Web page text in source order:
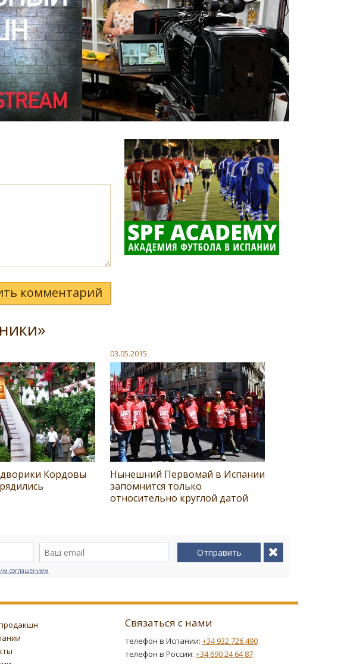
комментарий
Кордовы
03.05.2015
Нынешний Первомай в Испании
запомнится только
относительно круглой датой
Отправить
соглашением
Связаться с нами
телефон в Испании: +34 932 726 490
телефон в России: +34 690 24 64 87